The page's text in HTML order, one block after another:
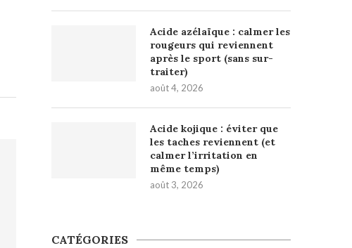
Acide azélaïque : calmer les
rougeurs qui reviennent
après le sport (sans sur-
traiter)
août 4, 2026
Acide kojique : éviter que
les taches reviennent (et
calmer l’irritation en
même temps)
août 3, 2026
CATÉGORIES